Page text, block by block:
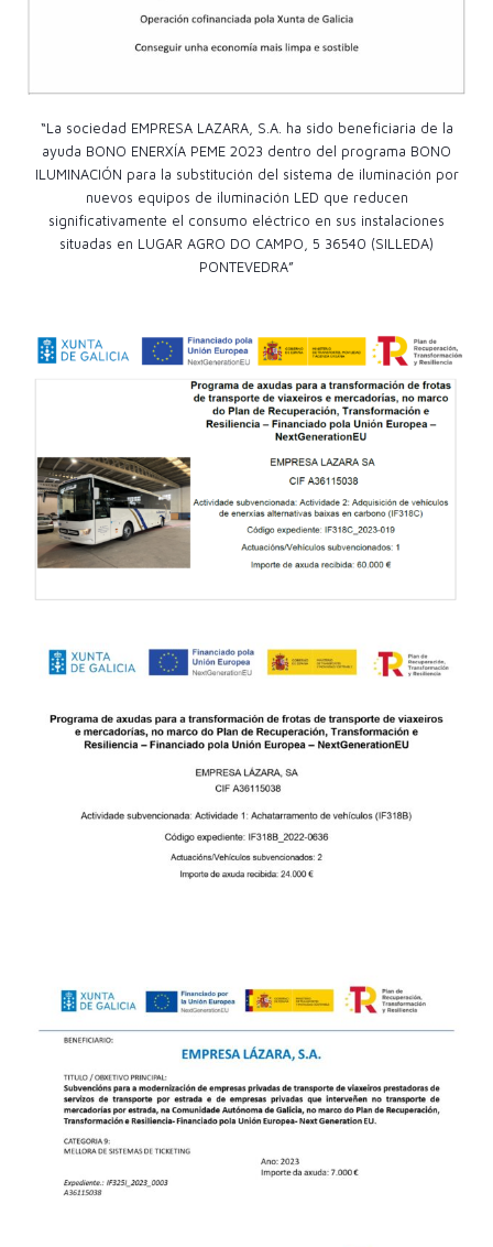
“La sociedad EMPRESA LAZARA, S.A. ha sido beneficiaria de la
ayuda BONO ENERXÍA PEME 2023 dentro del programa BONO
ILUMINACIÓN para la substitución del sistema de iluminación por
nuevos equipos de iluminación LED que reducen
significativamente el consumo eléctrico en sus instalaciones
situadas en LUGAR AGRO DO CAMPO, 5 36540 (SILLEDA)
PONTEVEDRA”